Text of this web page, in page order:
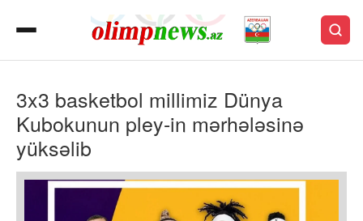
3x3 basketbol millimiz Dünya
Kubokunun pley-in mərhələsinə
yüksəlib